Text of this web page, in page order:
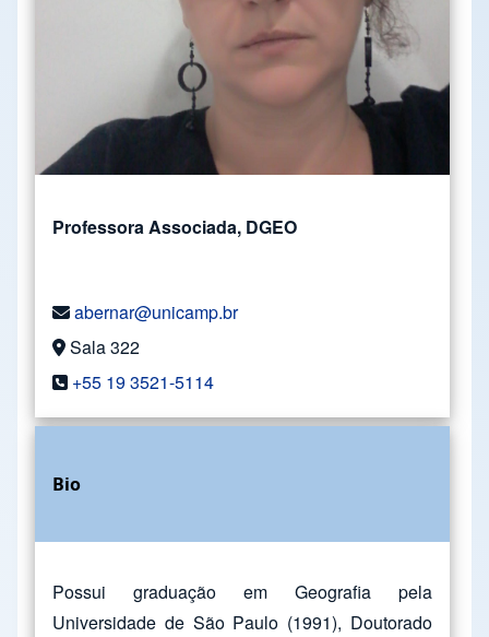
Professora Associada, DGEO
abernar@unicamp.br
Sala 322
+55 19 3521-5114
Bio
Possui graduação em Geografia pela
Universidade de São Paulo (1991), Doutorado